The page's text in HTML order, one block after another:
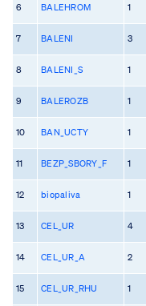
6 BALEHROM 1
7 BALENI 3
8 BALENI_S 1
9 BALEROZB 1
10 BAN_UCTY 1
11 BEZP_SBORY_F 1
12 biopaliva 1
13 CEL_UR 4
14 CEL_UR_A 2
15 CEL_UR_RHU 1